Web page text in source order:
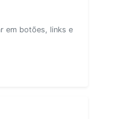
em botões, links e